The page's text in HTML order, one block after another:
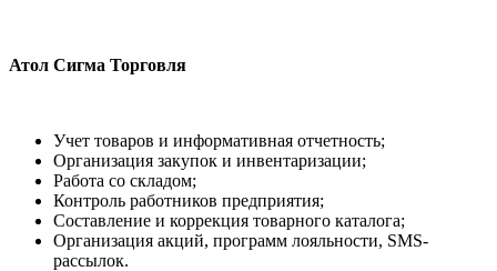
Атол Сигма Торговля
Учет товаров и информативная отчетность;
Организация закупок и инвентаризации;
Работа со складом;
Контроль работников предприятия;
Составление и коррекция товарного каталога;
Организация акций, программ лояльности, SMS-
рассылок.